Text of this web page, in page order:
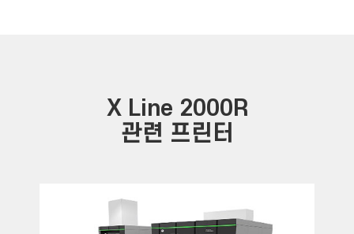
X Line 2000R
관련 프린터